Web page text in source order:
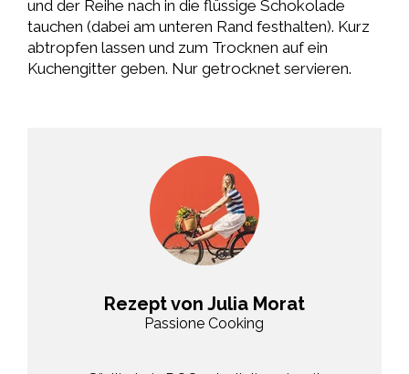
und der Reihe nach in die flüssige Schokolade
tauchen (dabei am unteren Rand festhalten). Kurz
abtropfen lassen und zum Trocknen auf ein
Kuchengitter geben. Nur getrocknet servieren.
Rezept von Julia Morat
Passione Cooking